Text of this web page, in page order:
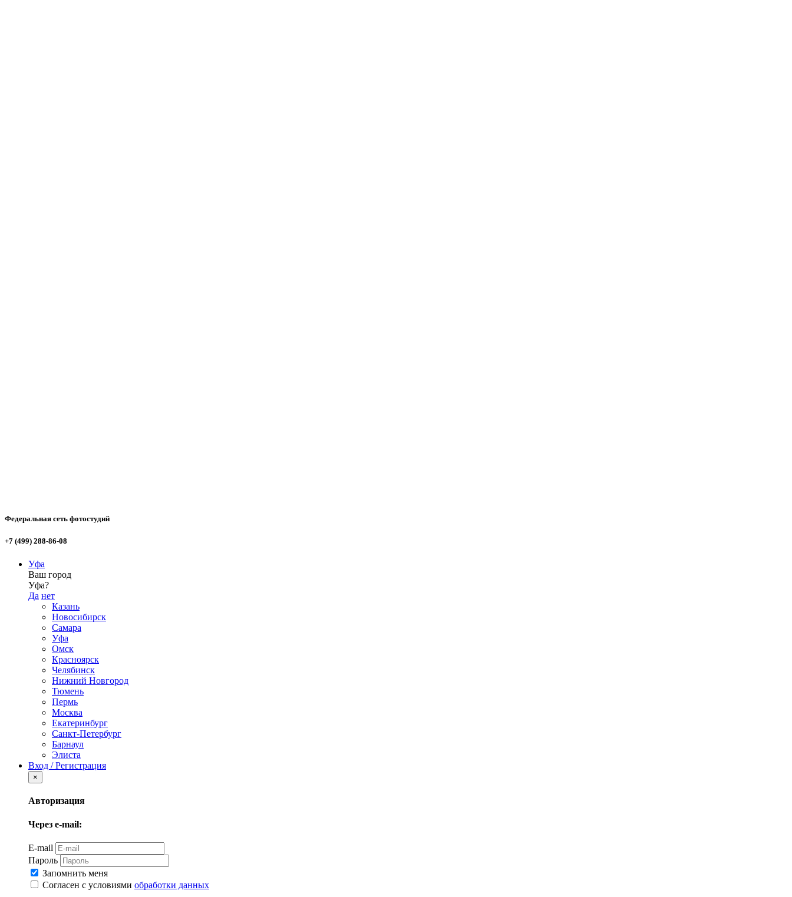
Федеральная сеть фотостудий
+7 (499) 288-86-08
Уфа
Ваш город
Уфа?
Да нет
Казань
Новосибирск
Самара
Уфа
Омск
Красноярск
Челябинск
Нижний Новгород
Тюмень
Пермь
Москва
Екатеринбург
Санкт-Петербург
Барнаул
Элиста
Вход / Регистрация
×
Авторизация
Через e-mail:
E-mail
Пароль
Запомнить меня
Согласен с условиями обработки данных